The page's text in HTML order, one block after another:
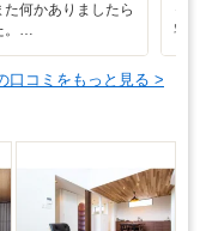
何かありましたら
。…
宅
口コミをもっと見る >